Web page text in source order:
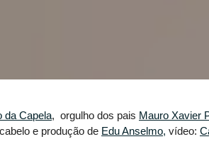
da Capela, orgulho dos pais Mauro Xavier
e produção de Edu Anselmo, vídeo: